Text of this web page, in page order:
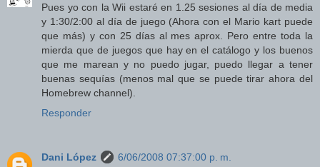
Pues yo con la Wii estaré en 1.25 sesiones al día de media
y 1:30/2:00 al día de juego (Ahora con el Mario kart puede
que más) y con 25 días al mes aprox. Pero entre toda la
mierda que de juegos que hay en el catálogo y los buenos
que me marean y no puedo jugar, puedo llegar a tener
buenas sequías (menos mal que se puede tirar ahora del
Homebrew channel).
Responder
Dani López
6/06/2008 07:37:00 p. m.